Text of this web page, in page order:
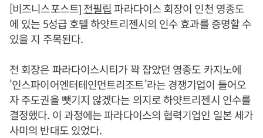
[비즈니스포스트]전필립파라다이스 회장이 인천 영종도
에 있는 5성급 호텔 하얏트리젠시의 인수 효과를 증명할 수
있을 지 주목된다.
전 회장은 파라다이스시티가 꽉 잡았던 영종도 카지노에
'인스파이어엔터테인먼트리조트'라는 경쟁기업이 들어오
자 주도권을 뺏기지 않겠다는 의지로 하얏트리젠시 인수를
결정했다. 이 과정에는 파라다이스의 협력기업인 일본 세가
사미의 반대도 있었다.